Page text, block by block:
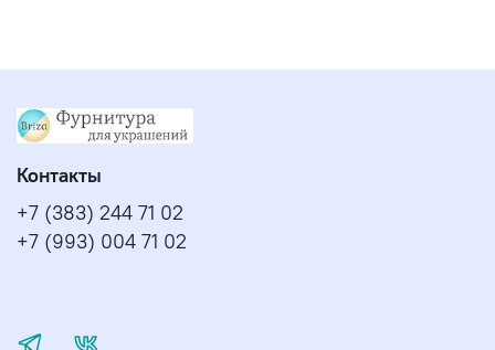
Контакты
+7 (383) 244 71 02
+7 (993) 004 71 02